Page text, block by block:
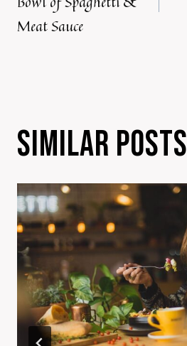
Meat Sauce
SIMILAR POSTS